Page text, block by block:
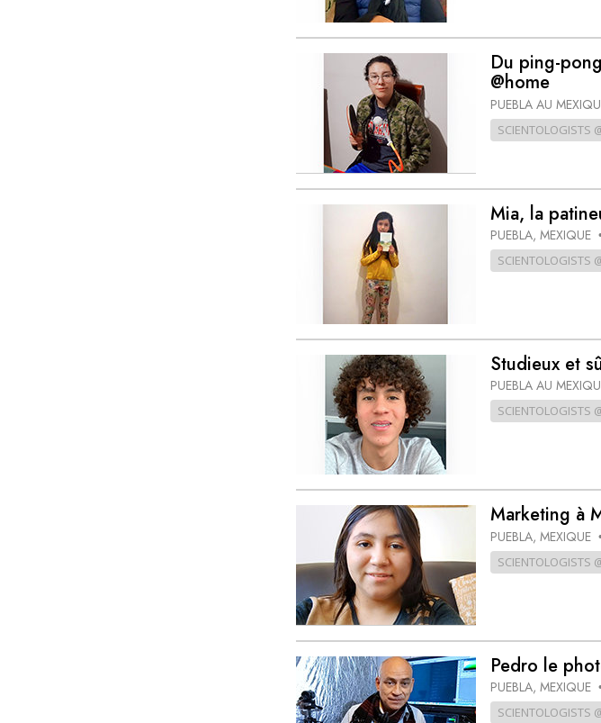
Du ping-
@home
PUEBLA AU
SCIENTOLOGISTS
Mia, la
PUEBLA, MEXIQUE
SCIENTOLOGISTS
Studieux et
PUEBLA AU
SCIENTOLOGISTS
Marketing à
PUEBLA, MEXIQUE
SCIENTOLOGISTS
Pedro le
PUEBLA, MEXIQUE
SCIENTOLOGISTS